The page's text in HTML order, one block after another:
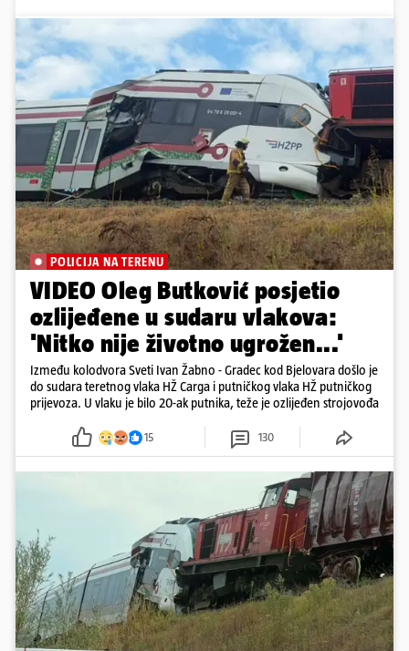
POLICIJA NA TERENU
VIDEO Oleg Butković posjetio
ozlijeđene u sudaru vlakova:
'Nitko nije životno ugrožen...'
Između kolodvora Sveti Ivan Žabno - Gradec kod Bjelovara došlo je
do sudara teretnog vlaka HŽ Carga i putničkog vlaka HŽ putničkog
prijevoza. U vlaku je bilo 20-ak putnika, teže je ozlijeđen strojovođa
15 130